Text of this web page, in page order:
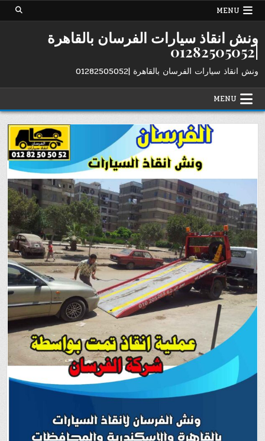
Skip
MENU
ونش انقاذ سيارات الفرسان بالقاهرة
|01282505052
ونش انقاذ سيارات الفرسان بالقاهرة |01282505052
MENU